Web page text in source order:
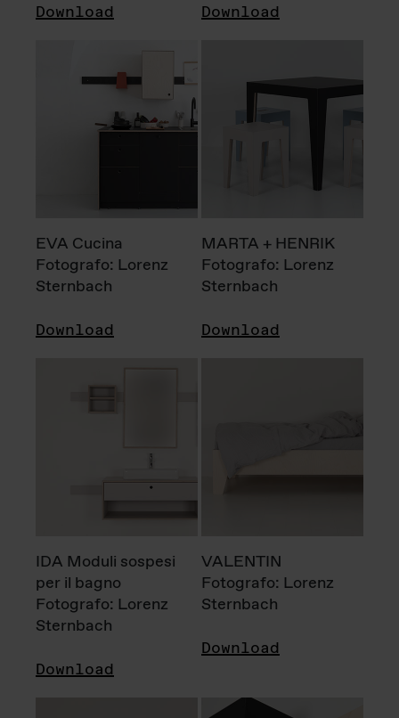
Download Download
EVA Cucina
Fotografo: Lorenz
Sternbach
Download
MARTA + HENRIK
Fotografo: Lorenz
Sternbach
Download
IDA Moduli sospesi
per il bagno
Fotografo: Lorenz
Sternbach
Download
VALENTIN
Fotografo: Lorenz
Sternbach
Download